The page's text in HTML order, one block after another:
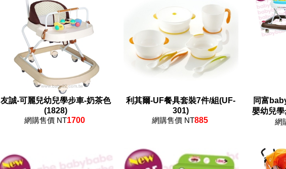
友誠-可麗兒幼兒學步車-奶茶色
(1828)
網購售價 NT1700
利其爾-UF餐具套裝7件/組(UF-
301)
網購售價 NT885
同富
嬰幼兒
網